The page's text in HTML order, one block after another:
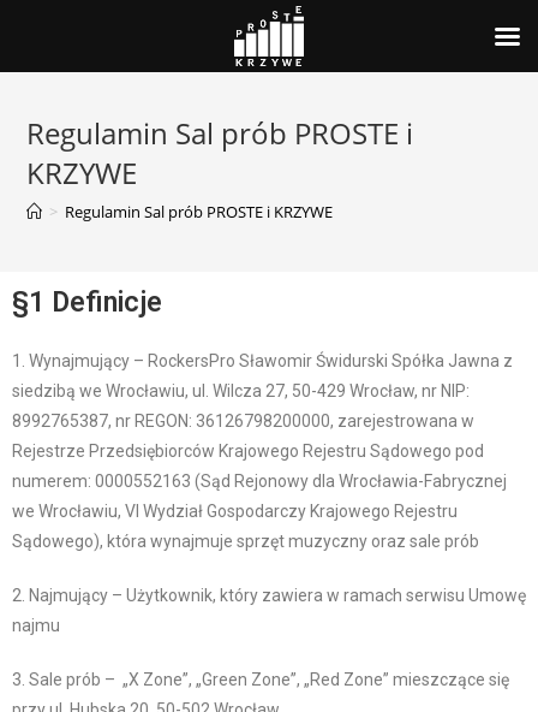
Regulamin Sal prób PROSTE i
KRZYWE
> Regulamin Sal prób PROSTE i KRZYWE
§1 Definicje
1. Wynajmujący – RockersPro Sławomir Świdurski Spółka Jawna z
siedzibą we Wrocławiu, ul. Wilcza 27, 50-429 Wrocław, nr NIP:
8992765387, nr REGON: 36126798200000, zarejestrowana w
Rejestrze Przedsiębiorców Krajowego Rejestru Sądowego pod
numerem: 0000552163 (Sąd Rejonowy dla Wrocławia-Fabrycznej
we Wrocławiu, VI Wydział Gospodarczy Krajowego Rejestru
Sądowego), która wynajmuje sprzęt muzyczny oraz sale prób
2. Najmujący – Użytkownik, który zawiera w ramach serwisu Umowę
najmu
3. Sale prób – „X Zone”, „Green Zone”, „Red Zone” mieszczące się